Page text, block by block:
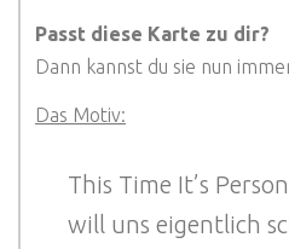
Passt diese Karte zu dir?
Dann kannst du sie nun
Das Motiv:
This Time It’s
will uns eigentlich